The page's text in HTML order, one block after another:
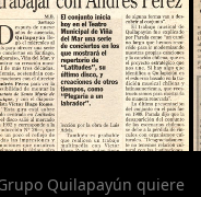
Quilapayún quiere